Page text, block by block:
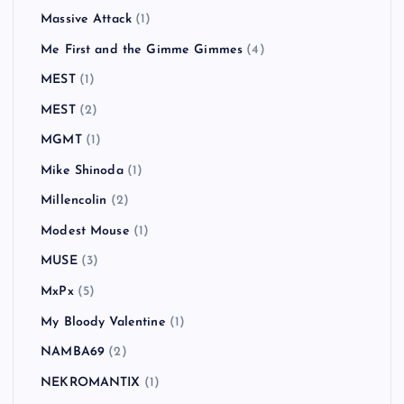
Massive Attack (1)
Me First and the Gimme Gimmes (4)
MEST(1)
MEST(2)
MGMT(1)
Mike Shinoda(1)
Millencolin (2)
Modest Mouse (1)
MUSE(3)
MxPx(5)
My Bloody Valentine (1)
NAMBA69 (2)
NEKROMANTIX (1)